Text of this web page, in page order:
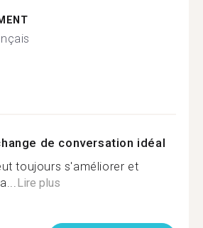
de conversation idéal
toujours s'améliorer et
Lire plus